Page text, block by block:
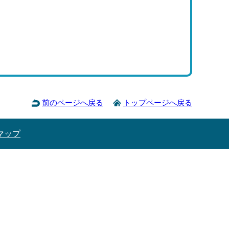
前のページへ戻る トップページへ戻る
ップ